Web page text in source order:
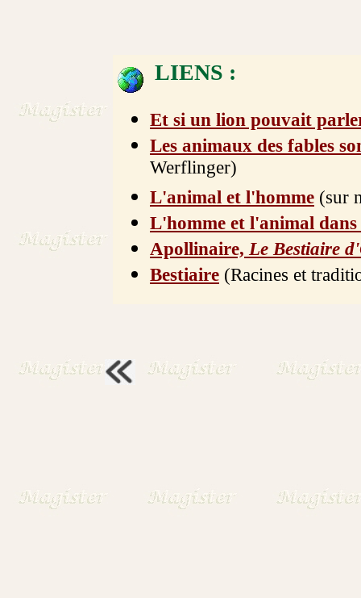
LIENS :
Et si un lion pouvait
Les animaux des fables
Werflinger)
L'animal et l'homme (sur
L'homme et l'animal
Apollinaire, Le Bestiaire
Bestiaire (Racines et